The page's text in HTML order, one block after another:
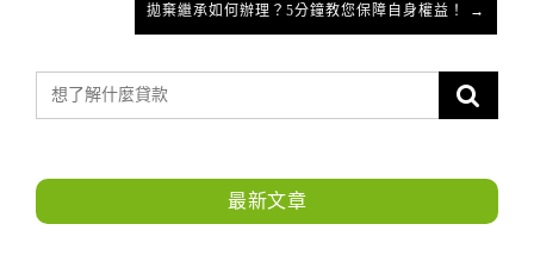
拋棄繼承如何辦理？5分鐘教您保障自身權益！ →
最新文章